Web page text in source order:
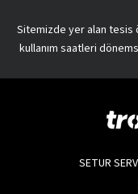
Sitemizde yer alan tesis
kullanım saatleri
SETUR